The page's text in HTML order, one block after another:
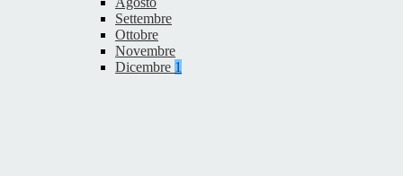
Settembre
Ottobre
Novembre
Dicembre 1